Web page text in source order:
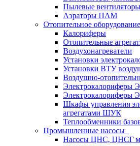
Пылевые вентиляторы
Аэраторы ПАМ
Отопительное оборудование
Калориферы
Отопительные
Воздухонагреватели
Установки
Установки ВТУ
Воздушно-
Электрокалориферы
Электрокалориферы
Шкафы управления
агрегатами ШУК
Теплообменники
Промышленные насосы
Насосы ЦНС, ЦНСГ